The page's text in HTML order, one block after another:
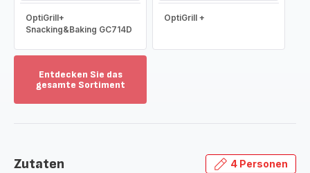
OptiGrill+
Snacking&Baking GC714D
OptiGrill +
Entdecken Sie das
gesamte Sortiment
das
Zutaten 4 Personen